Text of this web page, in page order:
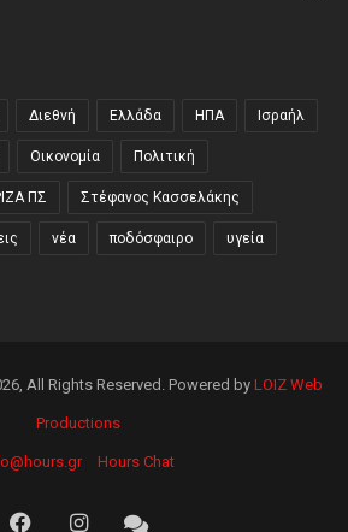
Διεθνή Ελλάδα ΗΠΑ Ισραήλ
Οικονομία Πολιτική
ΠΣ Στέφανος Κασσελάκης
νέα ποδόσφαιρο υγεία
All Rights Reserved. Powered by LOIZ Web
Productions
Hours Chat
FacebookInstagramHours